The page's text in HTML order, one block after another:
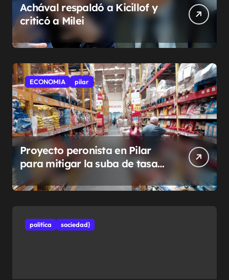
Achával respaldó a Kicillof y
criticó a Milei
ECONOMIA pilar
Proyecto peronista en Pilar
para mitigar la suba de tasas
municipales
politíca sociedad}